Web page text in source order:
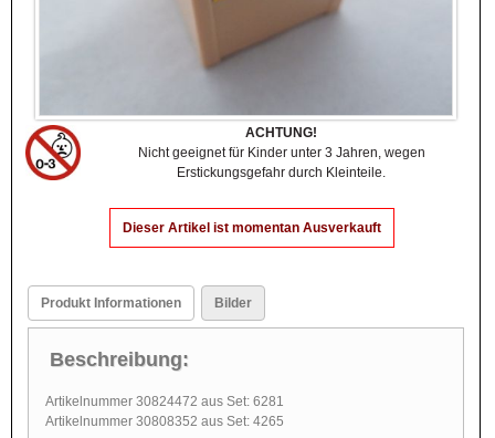
ACHTUNG!
Nicht geeignet für Kinder unter 3 Jahren, wegen
Erstickungsgefahr durch Kleinteile.
Dieser Artikel ist momentan Ausverkauft
Produkt Informationen Bilder
Beschreibung:
Artikelnummer 30824472 aus Set: 6281
Artikelnummer 30808352 aus Set: 4265